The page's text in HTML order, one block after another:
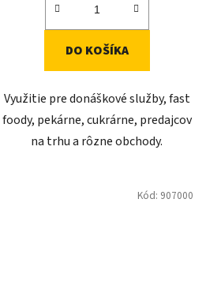
DO KOŠÍKA
Využitie pre donáškové služby, fast
foody, pekárne, cukrárne, predajcov
na trhu a rôzne obchody.
Kód: 907000